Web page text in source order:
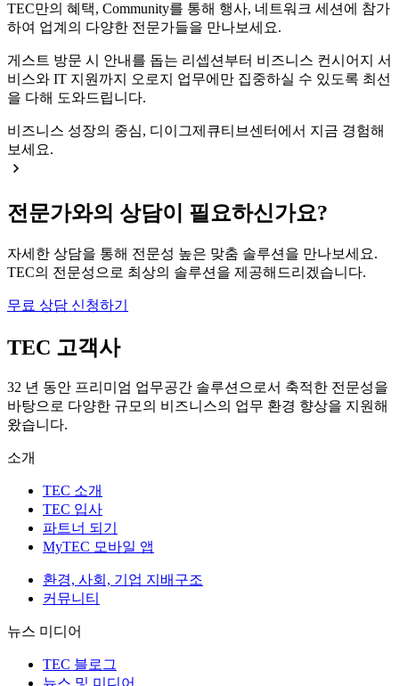
TEC만의 혜택, Community를 통해 행사, 네트워크 세션에 참가
하여 업계의 다양한 전문가들을 만나보세요.
게스트 방문 시 안내를 돕는 리셉션부터 비즈니스 컨시어지 서
비스와 IT 지원까지 오로지 업무에만 집중하실 수 있도록 최선
을 다해 도와드립니다.
비즈니스 성장의 중심, 디이그제큐티브센터에서 지금 경험해
보세요.
전문가와의 상담이 필요하신가요?
자세한 상담을 통해 전문성 높은 맞춤 솔루션을 만나보세요.
TEC의 전문성으로 최상의 솔루션을 제공해드리겠습니다.
무료 상담 신청하기
TEC 고객사
32 년 동안 프리미엄 업무공간 솔루션으로서 축적한 전문성을
바탕으로 다양한 규모의 비즈니스의 업무 환경 향상을 지원해
왔습니다.
소개
TEC 소개
TEC 입사
파트너 되기
MyTEC 모바일 앱
환경, 사회, 기업 지배구조
커뮤니티
뉴스 미디어
TEC 블로그